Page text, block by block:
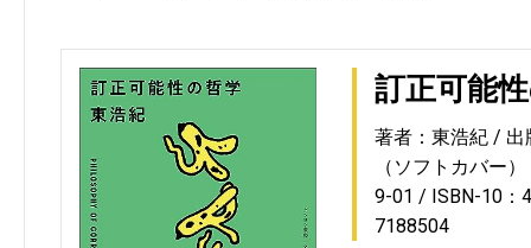
訂正可能
著者：東浩紀
出
（ソフトカバー
9-01
ISBN-10：
7188504